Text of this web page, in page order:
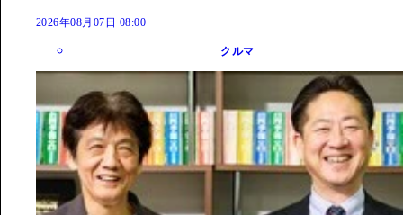
2026年08月07日 08:00
クルマ